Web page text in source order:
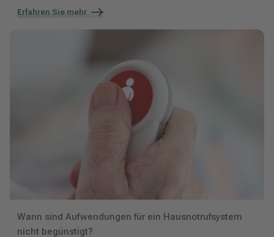
Erfahren Sie mehr
Wann sind Aufwendungen für ein Hausnotrufsystem
nicht begünstigt?